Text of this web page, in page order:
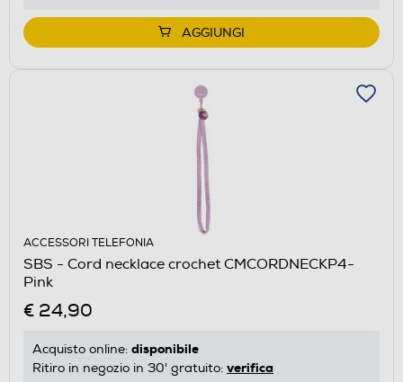
AGGIUNGI
ACCESSORI TELEFONIA
SBS - Cord necklace crochet CMCORDNECKP4-
Pink
€ 24,90
Acquisto online: disponibile
Ritiro in negozio in 30' gratuito: verifica